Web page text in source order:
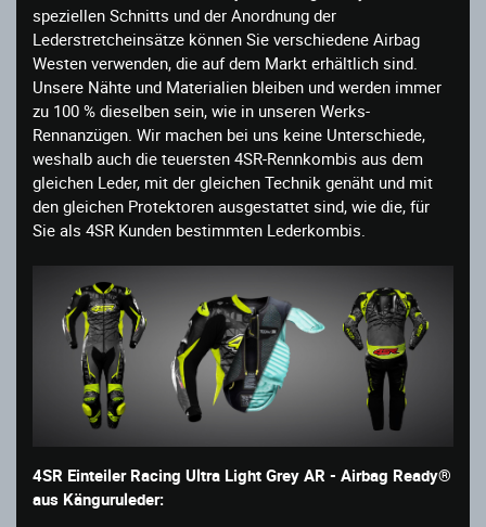
speziellen Schnitts und der Anordnung der
Lederstretcheinsätze können Sie verschiedene Airbag
Westen verwenden, die auf dem Markt erhältlich sind.
Unsere Nähte und Materialien bleiben und werden immer
zu 100 % dieselben sein, wie in unseren Werks-
Rennanzügen. Wir machen bei uns keine Unterschiede,
weshalb auch die teuersten 4SR-Rennkombis aus dem
gleichen Leder, mit der gleichen Technik genäht und mit
den gleichen Protektoren ausgestattet sind, wie die, für
Sie als 4SR Kunden bestimmten Lederkombis.
4SR Einteiler Racing Ultra Light Grey AR - Airbag Ready®
aus Känguruleder: